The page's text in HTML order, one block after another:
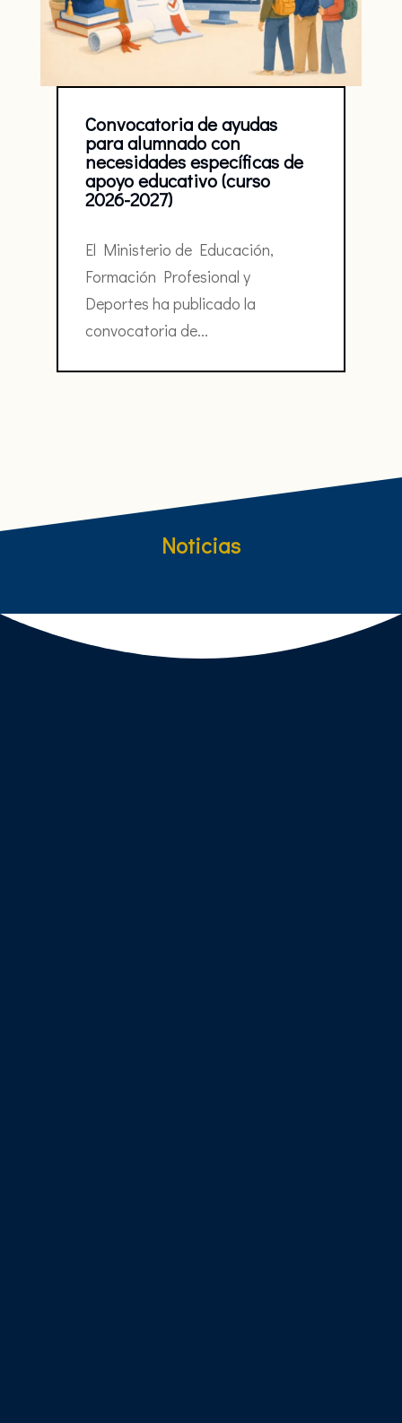
Convocatoria de ayudas
para alumnado con
necesidades específicas de
apoyo educativo (curso
2026-2027)
El Ministerio de Educación,
Formación Profesional y
Deportes ha publicado la
convocatoria de...
Noticias